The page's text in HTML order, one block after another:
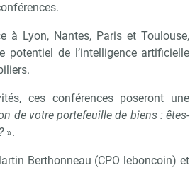
à Lyon, Nantes, Paris et Toulouse,
potentiel de l’intelligence artificielle
ces conférences poseront une
de votre portefeuille de biens : êtes-
».
Berthonneau (CPO leboncoin) et